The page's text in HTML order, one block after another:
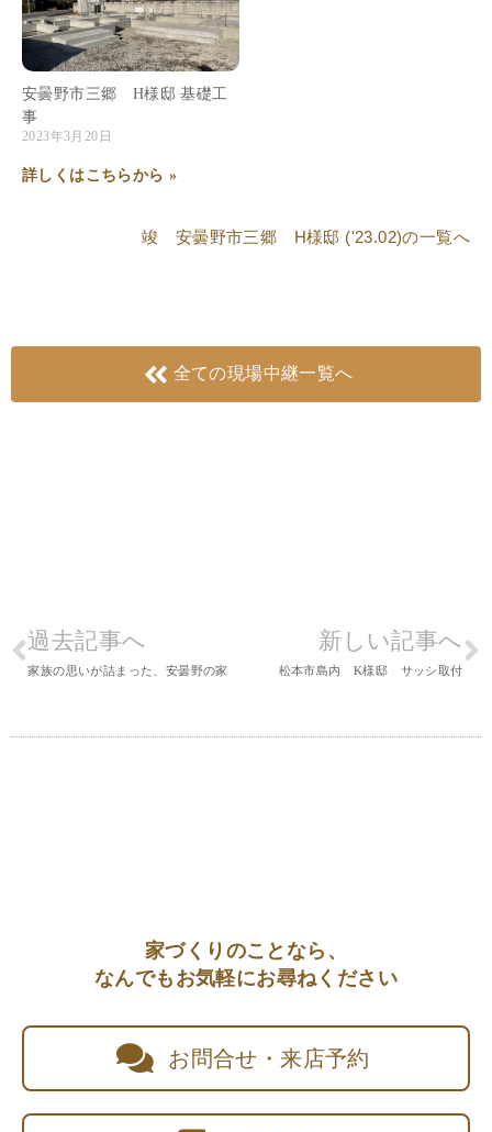
安曇野市三郷 H様邸 基礎工
事
2023年3月20日
詳しくはこちらから »
竣 安曇野市三郷 H様邸 ('23.02)の一覧へ
全ての現場中継一覧へ
過去記事へ
家族の思いが詰まった、安曇野の家
新しい記事へ
松本市島内 K様邸 サッシ取付
家づくりのことなら、
なんでもお気軽にお尋ねください
お問合せ・来店予約